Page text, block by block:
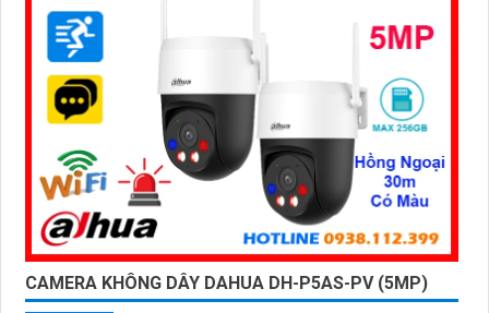
CAMERA KHÔNG DÂY DAHUA DH-P5AS-PV (5MP)